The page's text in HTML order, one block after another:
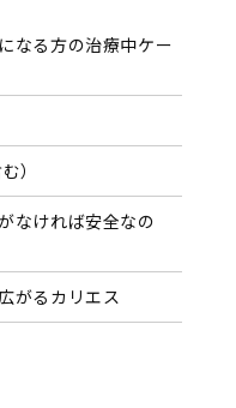
なる方の治療中ケー
）
なければ安全なの
がるカリエス